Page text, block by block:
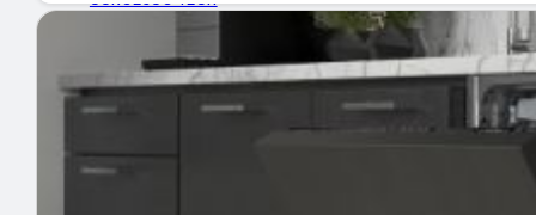
MERCADOS Y TENDENCIAS
EVENTOS